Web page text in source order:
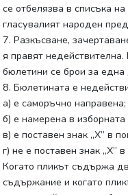
се отбелязва в списъка
гласувалият народен
7. Разкъсване,
я правят
бюлетини се брои за
8. Бюлетината е
а) е саморъчно направена;
б) е намерена в изборната
в) е поставен знак „Х” в
г) не е поставен знак „Х”
Когато пликът съдържа
съдържание и когато